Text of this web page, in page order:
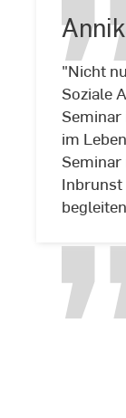
"Nicht
Soziale
im
Inbrunst